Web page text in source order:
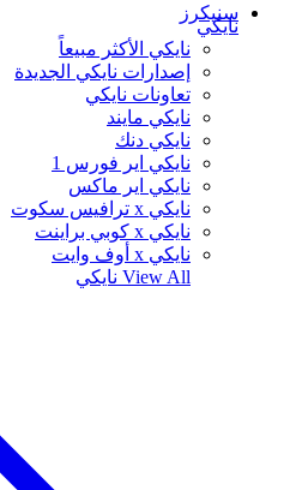
سنيكرز
نايكي
نايكي الأكثر مبيعاً
إصدارات نايكي الجديدة
تعاونات نايكي
نايكي مايند
نايكي دنك
نايكي اير فورس 1
نايكي اير ماكس
نايكي x ترافيس سكوت
نايكي x كوبي براينت
نايكي x أوف وايت
View All نايكي